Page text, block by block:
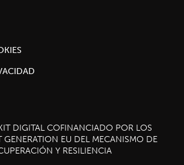
DIGITAL COFINANCIADO POR LOS
EU DEL MECANISMO DE
Y RESILIENCIA